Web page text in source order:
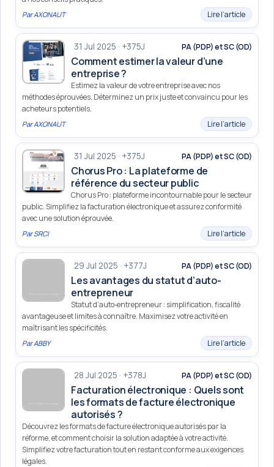
ParAXONAUT Lire l’article
31 Jul 2025 · +375J PA (PDP) et SC (OD)
Comment estimer la valeur d’une
entreprise ?
Estimez la valeur de votre entreprise avec nos
méthodes éprouvées. Déterminez un prix juste et convaincu pour les
acheteurs potentiels.
ParAXONAUT Lire l’article
31 Jul 2025 · +375J PA (PDP) et SC (OD)
Chorus Pro : La plateforme de
référence du secteur public
Chorus Pro : plateforme incontournable pour le secteur
public. Simplifiez la facturation électronique et assurez conformité
avec une solution éprouvée.
ParSRCI Lire l’article
29 Jul 2025 · +377J PA (PDP) et SC (OD)
Les avantages du statut d’auto-
entrepreneur
Statut d’auto‑entrepreneur : simplification, fiscalité
avantageuse et limites à connaître. Maximisez votre activité en
maîtrisant les spécificités.
ParABBY Lire l’article
28 Jul 2025 · +378J PA (PDP) et SC (OD)
Facturation électronique : Quels sont
les formats de facture électronique
autorisés ?
Découvrez les formats de facture électronique autorisés par la
réforme, et comment choisir la solution adaptée à votre activité.
Simplifiez votre facturation tout en restant conforme aux exigences
légales.